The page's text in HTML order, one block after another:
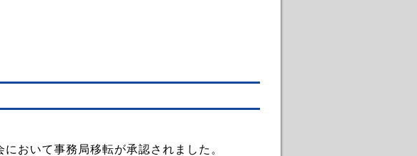
おいて事務局移転が承認されました。